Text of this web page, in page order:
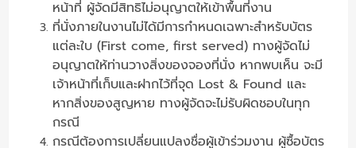
หน้าที่ ผู้จัดมีสิทธิไม่อนุญาตให้เข้าพื้นที่งาน
ที่นั่งภายในงานไม่ได้มีการกำหนดเฉพาะสำหรับบัตร
แต่ละใบ (First come, first served) ทางผู้จัดไม่
อนุญาตให้ท่านวางสิ่งของจองที่นั่ง หากพบเห็น จะมี
เจ้าหน้าที่เก็บและฝากไว้ที่จุด Lost & Found และ
หากสิ่งของสูญหาย ทางผู้จัดจะไม่รับผิดชอบในทุก
กรณี
กรณีต้องการเปลี่ยนแปลงชื่อผู้เข้าร่วมงาน ผู้ซื้อบัตร